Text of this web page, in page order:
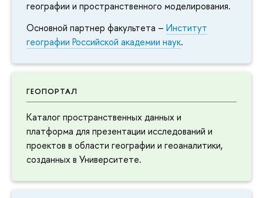
географии и пространственного моделирования.
Основной партнер факультета – Институт
географии Российской академии наук.
ГЕОПОРТАЛ
Каталог пространственных данных и
платформа для презентации исследований и
проектов в области географии и геоаналитики,
созданных в Университете.